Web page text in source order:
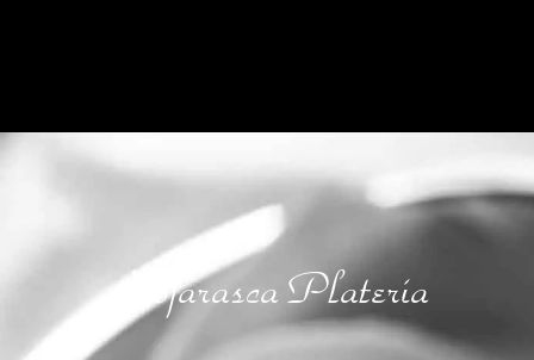
Hojarasca Platería